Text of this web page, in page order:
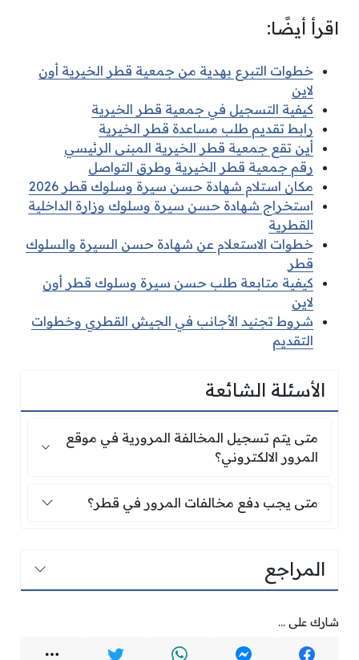
اقرأ أيضًا:
خطوات التبرع بهدية من جمعية قطر الخيرية أون
لاين
كيفية التسجيل في جمعية قطر الخيرية
رابط تقديم طلب مساعدة قطر الخيرية
أين تقع جمعية قطر الخيرية المبنى الرئيسي
رقم جمعية قطر الخيرية وطرق التواصل
مكان استلام شهادة حسن سيرة وسلوك قطر 2026
استخراج شهادة حسن سيرة وسلوك وزارة الداخلية
القطرية
خطوات الاستعلام عن شهادة حسن السيرة والسلوك
قطر
كيفية متابعة طلب حسن سيرة وسلوك قطر أون
لاين
شروط تجنيد الأجانب في الجيش القطري وخطوات
التقديم
الأسئلة الشائعة
متى يتم تسجيل المخالفة المرورية في موقع
متى يتم تسجيل المخالفة المرورية في موقع
المرور الالكتروني؟
متى يجب دفع مخالفات المرور في قطر؟
متى يجب دفع مخالفات المرور في قطر؟
المراجع
شارك على ...